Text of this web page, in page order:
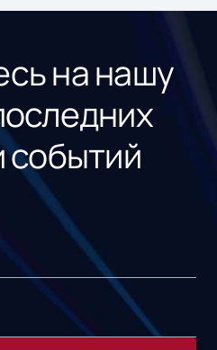
на нашу
событий